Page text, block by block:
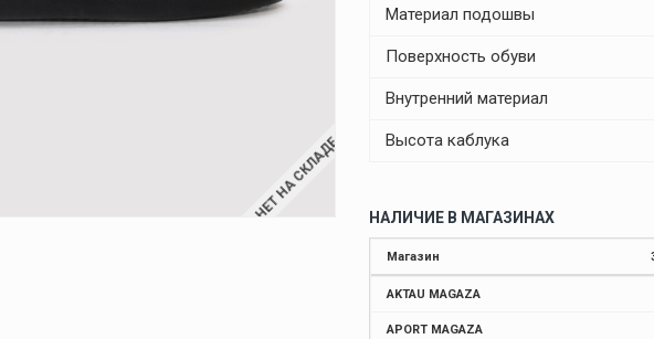
НЕТ НА СКЛАДЕ
Материал подошвы
Поверхность обуви
Внутренний материал
Высота каблука
НАЛИЧИЕ В МАГАЗИНАХ
Магазин
AKTAU MAGAZA
APORT MAGAZA